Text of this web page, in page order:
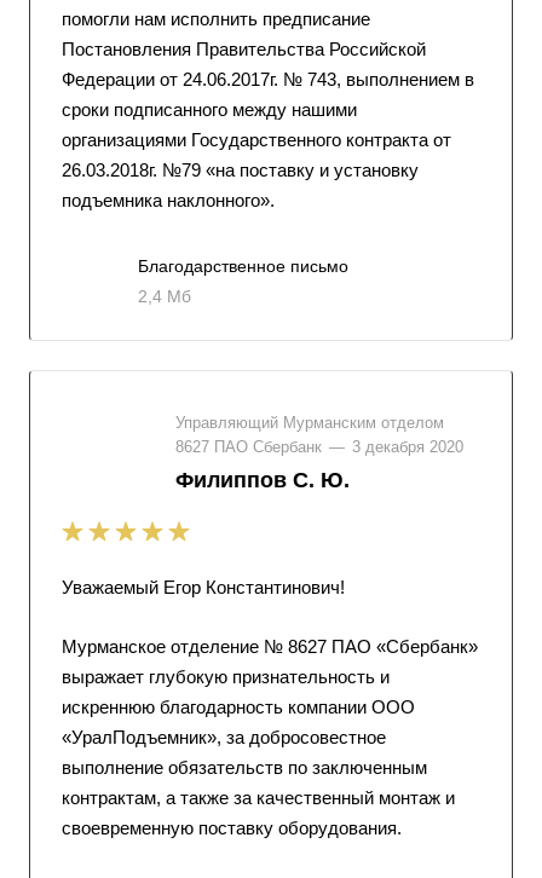
помогли нам исполнить предписание
Постановления Правительства Российской
Федерации от 24.06.2017г. № 743, выполнением в
сроки подписанного между нашими
организациями Государственного контракта от
26.03.2018г. №79 «на поставку и установку
подъемника наклонного».
Благодарственное письмо
2,4 Мб
Управляющий Мурманским отделом
8627 ПАО Сбербанк — 3 декабря 2020
Филиппов С. Ю.
Уважаемый Егор Константинович!
Мурманское отделение № 8627 ПАО «Сбербанк»
выражает глубокую признательность и
искреннюю благодарность компании ООО
«УралПодъемник», за добросовестное
выполнение обязательств по заключенным
контрактам, а также за качественный монтаж и
своевременную поставку оборудования.